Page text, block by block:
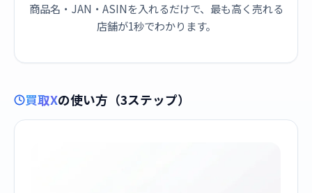
商品名・JAN・ASINを入れるだけで、最も高く売れる
店舗が1秒でわかります。
買取Xの使い方（3ステップ）